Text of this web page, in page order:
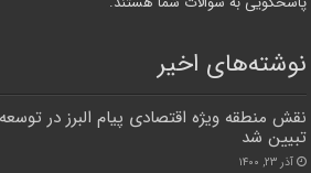
نوشته‌های اخیر
نقش منطقه ویژه اقتصادی پیام البرز در
تبیین شد
آذر ۲۳, ۱۴۰۰